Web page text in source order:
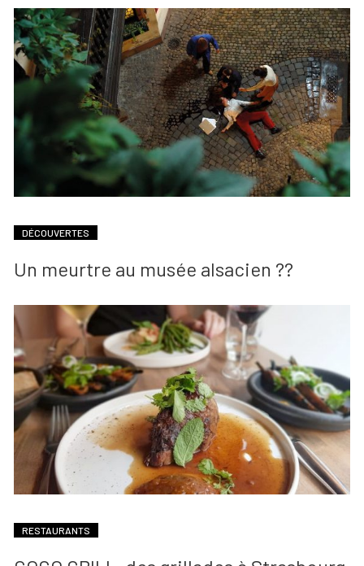
DÉCOUVERTES
Un meurtre au musée alsacien ??
RESTAURANTS